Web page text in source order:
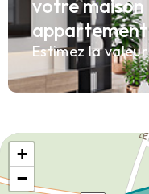
votre maison
Estimez la
+
−